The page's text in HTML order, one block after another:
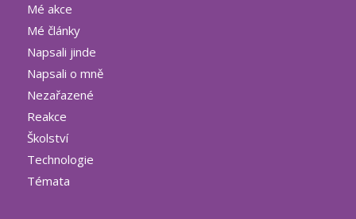
Mé akce
Mé články
Napsali jinde
Napsali o mně
Nezařazené
Reakce
Školství
Technologie
Témata